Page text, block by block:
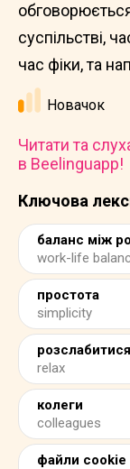
Ключова
баланс між
work-life
простота
simplicity
розслабитися
relax
колеги
colleagues
файли cookie
суспільстві,
час фіки, та
Новачок
Читати та
в Beelinguapp!